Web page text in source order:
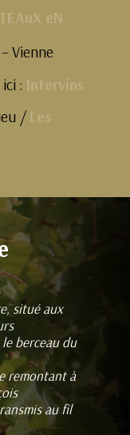
eN
Vienne
: Intervins
/ Les
situé aux
berceau du
remontant à
au fil